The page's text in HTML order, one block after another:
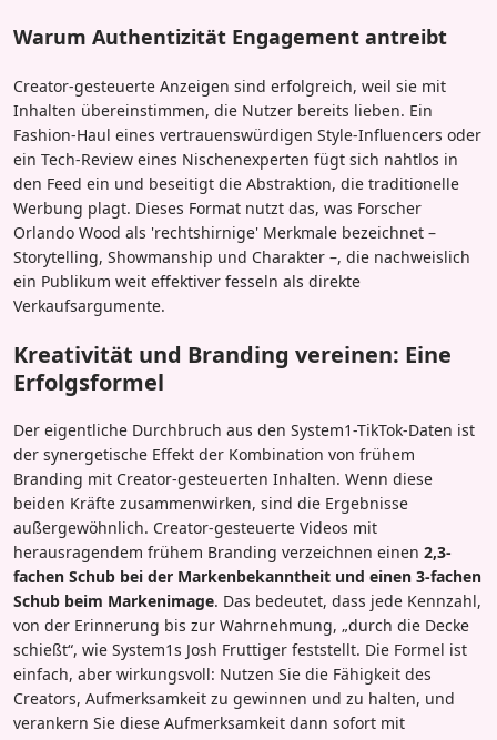
Warum Authentizität Engagement antreibt
Creator-gesteuerte Anzeigen sind erfolgreich, weil sie mit
Inhalten übereinstimmen, die Nutzer bereits lieben. Ein
Fashion-Haul eines vertrauenswürdigen Style-Influencers oder
ein Tech-Review eines Nischenexperten fügt sich nahtlos in
den Feed ein und beseitigt die Abstraktion, die traditionelle
Werbung plagt. Dieses Format nutzt das, was Forscher
Orlando Wood als 'rechtshirnige' Merkmale bezeichnet –
Storytelling, Showmanship und Charakter –, die nachweislich
ein Publikum weit effektiver fesseln als direkte
Verkaufsargumente.
Kreativität und Branding vereinen: Eine
Erfolgsformel
Der eigentliche Durchbruch aus den System1-TikTok-Daten ist
der synergetische Effekt der Kombination von frühem
Branding mit Creator-gesteuerten Inhalten. Wenn diese
beiden Kräfte zusammenwirken, sind die Ergebnisse
außergewöhnlich. Creator-gesteuerte Videos mit
herausragendem frühem Branding verzeichnen einen 2,3-
fachen Schub bei der Markenbekanntheit und einen 3-fachen
Schub beim Markenimage. Das bedeutet, dass jede Kennzahl,
von der Erinnerung bis zur Wahrnehmung, „durch die Decke
schießt“, wie System1s Josh Fruttiger feststellt. Die Formel ist
einfach, aber wirkungsvoll: Nutzen Sie die Fähigkeit des
Creators, Aufmerksamkeit zu gewinnen und zu halten, und
verankern Sie diese Aufmerksamkeit dann sofort mit